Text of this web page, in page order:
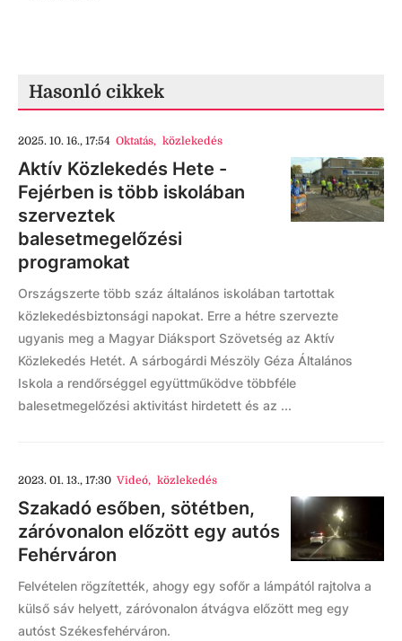
Hasonló cikkek
2025. 10. 16., 17:54 Oktatás, közlekedés
Aktív Közlekedés Hete -
Fejérben is több iskolában
szerveztek
balesetmegelőzési
programokat
Országszerte több száz általános iskolában tartottak
közlekedésbiztonsági napokat. Erre a hétre szervezte
ugyanis meg a Magyar Diáksport Szövetség az Aktív
Közlekedés Hetét. A sárbogárdi Mészöly Géza Általános
Iskola a rendőrséggel együttműködve többféle
balesetmegelőzési aktivitást hirdetett és az ...
2023. 01. 13., 17:30 Videó, közlekedés
Szakadó esőben, sötétben,
záróvonalon előzött egy autós
Fehérváron
Felvételen rögzítették, ahogy egy sofőr a lámpától rajtolva a
külső sáv helyett, záróvonalon átvágva előzött meg egy
autóst Székesfehérváron.